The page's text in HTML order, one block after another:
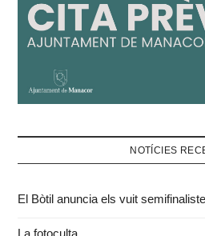
NOTÍCIES
El Bòtil anuncia els vuit